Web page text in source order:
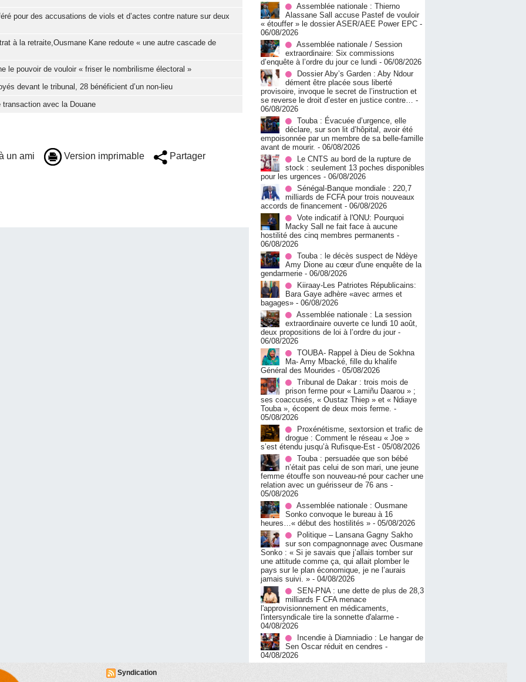
pour des accusations de viols et d’actes contre nature sur deux
à la retraite,Ousmane Kane redoute « une autre cascade de
le pouvoir de vouloir « friser le nombrilisme électoral »
devant le tribunal, 28 bénéficient d’un non-lieu
transaction avec la Douane
un ami Version imprimable Partager
Assemblée nationale : Thierno
Alassane Sall accuse Pastef de vouloir
« étouffer » le dossier ASER/AEE Power EPC -
06/08/2026
Assemblée nationale / Session
extraordinaire: Six commissions
d’enquête à l’ordre du jour ce lundi - 06/08/2026
Dossier Aby’s Garden : Aby Ndour
dément être placée sous liberté
provisoire, invoque le secret de l’instruction et
se reverse le droit d’ester en justice contre… -
06/08/2026
Touba : Évacuée d’urgence, elle
déclare, sur son lit d’hôpital, avoir été
empoisonnée par un membre de sa belle-famille
avant de mourir. - 06/08/2026
Le CNTS au bord de la rupture de
stock : seulement 13 poches disponibles
pour les urgences - 06/08/2026
Sénégal-Banque mondiale : 220,7
milliards de FCFA pour trois nouveaux
accords de financement - 06/08/2026
Vote indicatif à l'ONU: Pourquoi
Macky Sall ne fait face à aucune
hostilité des cinq membres permanents -
06/08/2026
Touba : le décès suspect de Ndèye
Amy Dione au cœur d'une enquête de la
gendarmerie - 06/08/2026
Kiiraay-Les Patriotes Républicains:
Bara Gaye adhère «avec armes et
bagages» - 06/08/2026
Assemblée nationale : La session
extraordinaire ouverte ce lundi 10 août,
deux propositions de loi à l’ordre du jour -
06/08/2026
TOUBA- Rappel à Dieu de Sokhna
Ma- Amy Mbacké, fille du khalife
Général des Mourides - 05/08/2026
Tribunal de Dakar : trois mois de
prison ferme pour « Lamiñu Daarou » ;
ses coaccusés, « Oustaz Thiep » et « Ndiaye
Touba », écopent de deux mois ferme. -
05/08/2026
Proxénétisme, sextorsion et trafic de
drogue : Comment le réseau « Joe »
s’est étendu jusqu’à Rufisque-Est - 05/08/2026
Touba : persuadée que son bébé
n’était pas celui de son mari, une jeune
femme étouffe son nouveau-né pour cacher une
relation avec un guérisseur de 76 ans -
05/08/2026
Assemblée nationale : Ousmane
Sonko convoque le bureau à 16
heures…« début des hostilités » - 05/08/2026
Politique – Lansana Gagny Sakho
sur son compagnonnage avec Ousmane
Sonko : « Si je savais que j’allais tomber sur
une attitude comme ça, qui allait plomber le
pays sur le plan économique, je ne l’aurais
jamais suivi. » - 04/08/2026
SEN-PNA : une dette de plus de 28,3
milliards F CFA menace
l'approvisionnement en médicaments,
l'intersyndicale tire la sonnette d'alarme -
04/08/2026
Incendie à Diamniadio : Le hangar de
Sen Oscar réduit en cendres -
04/08/2026
Syndication